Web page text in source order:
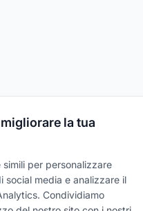
la tua
per personalizzare
social media e analizzare il
Condividiamo